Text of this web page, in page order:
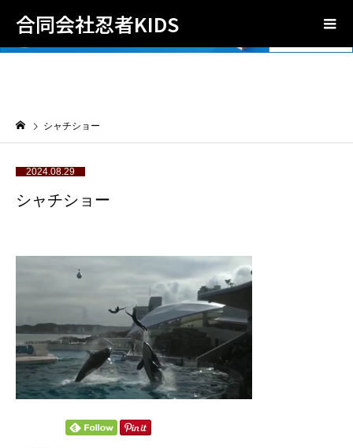
合同会社忍者KIDS
シャチショー
2024.08.29
シャチショー